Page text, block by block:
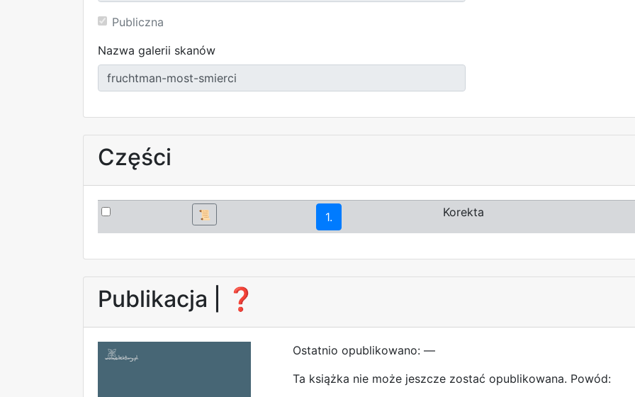
Publiczna
Nazwa galerii skanów
Części
📜 1. Korekta
Publikacja | ❓
Ostatnio opublikowano: —
Ta książka nie może jeszcze zostać opublikowana. Powód: